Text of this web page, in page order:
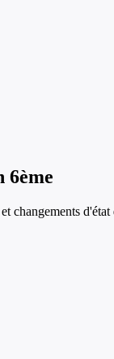
6ème
et changements